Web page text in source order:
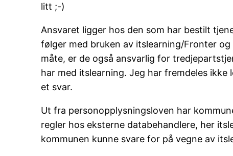
litt ;-)
Ansvaret ligger hos den som har bestilt
følger med bruken av itslearning/Fronter
måte, er de også ansvarlig for
har med itslearning. Jeg har fremdeles
et svar.
Ut fra personopplysningsloven har
regler hos eksterne databehandlere, her
kommunen kunne svare for på vegne av